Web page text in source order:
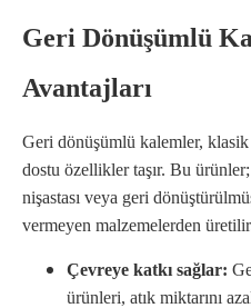
Geri Dönüşümlü
Avantajları
Geri dönüşümlü kalemler,
dostu özellikler taşır. Bu
nişastası veya geri
vermeyen malzemelerden
Çevreye katkı sağlar:
ürünleri, atık miktarını